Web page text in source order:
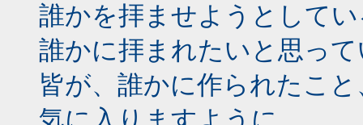
誰かを拝ませようとして
誰かに拝まれたいと思っ
皆が、誰かに作られたこ
気に入りますように。